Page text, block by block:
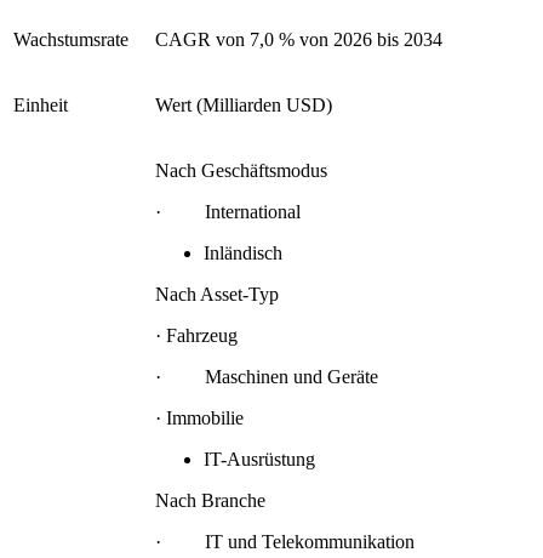
Wachstumsrate CAGR von 7,0 % von 2026 bis 2034
Einheit Wert (Milliarden USD)
Nach Geschäftsmodus
· International
Inländisch
Nach Asset-Typ
· Fahrzeug
· Maschinen und Geräte
· Immobilie
IT-Ausrüstung
Nach Branche
· IT und Telekommunikation